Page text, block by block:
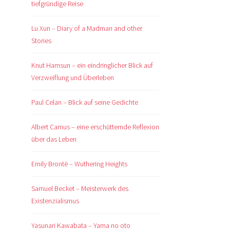
tiefgründige Reise
Lu Xun – Diary of a Madman and other
Stories
Knut Hamsun – ein eindringlicher Blick auf
Verzweiflung und Überleben
Paul Celan – Blick auf seine Gedichte
Albert Camus – eine erschütternde Reflexion
über das Leben
Emily Brontë – Wuthering Heights
Samuel Becket – Meisterwerk des
Existenzialismus
Yasunari Kawabata – Yama no oto